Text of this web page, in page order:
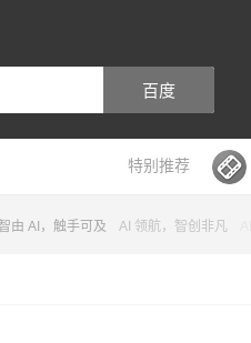
百度
特别推荐
由 AI，触手可及 AI 领航，智创非凡